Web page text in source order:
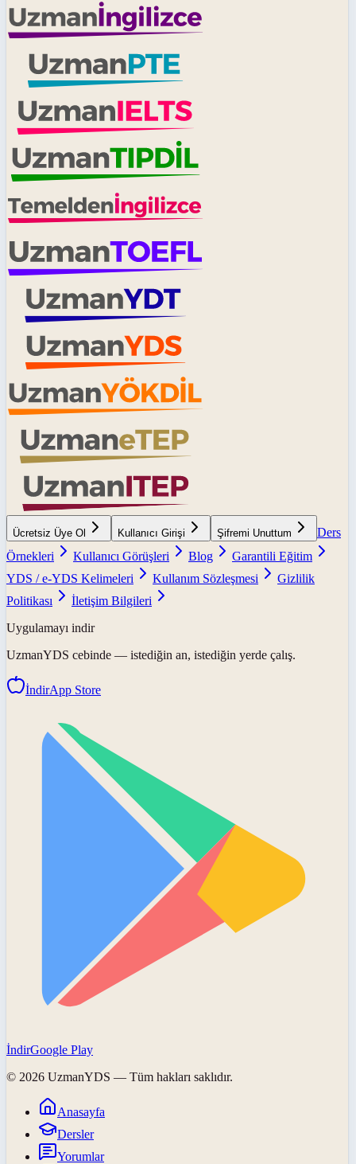
Ücretsiz Üye Ol Kullanıcı Girişi Şifremi Unuttum
Ders
Örnekleri
Kullanıcı Görüşleri Blog
Garantili Eğitim
YDS / e-YDS Kelimeleri
Kullanım Sözleşmesi
Gizlilik
Politikası
İletişim Bilgileri
Uygulamayı indir
UzmanYDS cebinde — istediğin an, istediğin yerde çalış.
İndirApp Store
İndirGoogle Play
© 2026 UzmanYDS — Tüm hakları saklıdır.
Anasayfa
Dersler
Yorumlar